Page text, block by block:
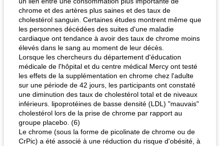
chrome et des artères plus saines et des taux de
cholestérol sanguin. Certaines études montrent même que
les personnes décédées des suites d'une maladie
cardiaque ont tendance à avoir des taux de chrome moins
élevés dans le sang au moment de leur décès.
Lorsque les chercheurs du département d'éducation
médicale de l'hôpital et du centre médical Mercy ont testé
les effets de la supplémentation en chrome chez l'adulte
sur une période de 42 jours, les participants ont constaté
une diminution des taux de cholestérol total et de niveaux
inférieurs. lipoprotéines de basse densité (LDL) "mauvais"
cholestérol lors de la prise de chrome par rapport au
groupe placebo. (6)
Le chrome (sous la forme de picolinate de chrome ou de
CrPic) a été associé à une réduction du risque d'obésité, à